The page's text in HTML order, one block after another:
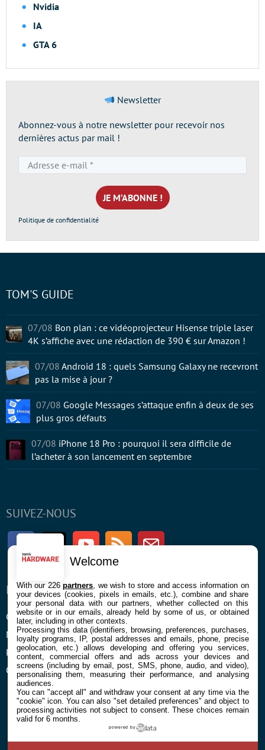
Nvidia
IA
GTA 6
Newsletter
Abonnez-vous à notre newsletter pour recevoir nos
dernières actus par mail !
e-
mail
*
Politique de confidentialité
SUIVEZ-NOUS
FacebookTwitter Youtube RSS Newsletter
ENTREPRISE
Confidentialité et Cookies
Mentions légales et CGU
Préférences Cookies
Qui sommes nous
À PROPOS
Contact
TOM'S GUIDE
07/08 Bon plan : ce vidéoprojecteur Hisense triple laser
4K s’affiche avec une rédaction de 390 € sur Amazon !
07/08 Android 18 : quels Samsung Galaxy ne recevront
pas la mise à jour ?
07/08 Google Messages s’attaque enfin à deux de ses
plus gros défauts
07/08 iPhone 18 Pro : pourquoi il sera difficile de
l’acheter à son lancement en septembre
Welcome
With our 226partners , we wish to store and access information on
your devices (cookies, pixels in emails, etc.), combine and share
your personal data with our partners, whether collected on this
website or in our emails, already held by some of us, or obtained
later, including in other contexts.
Processing this data (identifiers, browsing, preferences, purchases,
loyalty programs, IP, postal addresses and emails, phone, precise
geolocation, etc.) allows developing and offering you services,
content, commercial offers and ads across your devices and
screens (including by email, post, SMS, phone, audio, and video),
personalising them, measuring their performance, and analysing
audiences.
You can "accept all" and withdraw your consent at any time via the
"cookie" icon. You can also "set detailed preferences" and object to
processing activities not subject to consent. These choices remain
valid for 6 months.
powered by